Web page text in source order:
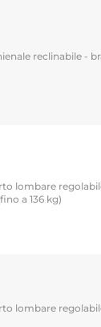
reclinabile -
lombare
a 136 kg)
lombare